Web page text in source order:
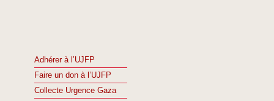
Adhérer à l’UJFP
Faire un don à l’UJFP
Collecte Urgence Gaza